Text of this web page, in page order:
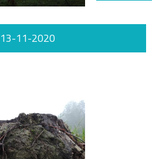
13-11-2020